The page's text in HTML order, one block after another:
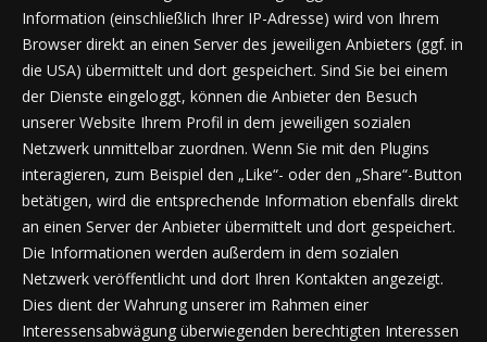
Information (einschließlich Ihrer IP-Adresse) wird von Ihrem
Browser direkt an einen Server des jeweiligen Anbieters (ggf. in
die USA) übermittelt und dort gespeichert. Sind Sie bei einem
der Dienste eingeloggt, können die Anbieter den Besuch
unserer Website Ihrem Profil in dem jeweiligen sozialen
Netzwerk unmittelbar zuordnen. Wenn Sie mit den Plugins
interagieren, zum Beispiel den „Like“- oder den „Share“-Button
betätigen, wird die entsprechende Information ebenfalls direkt
an einen Server der Anbieter übermittelt und dort gespeichert.
Die Informationen werden außerdem in dem sozialen
Netzwerk veröffentlicht und dort Ihren Kontakten angezeigt.
Dies dient der Wahrung unserer im Rahmen einer
Interessensabwägung überwiegenden berechtigten Interessen